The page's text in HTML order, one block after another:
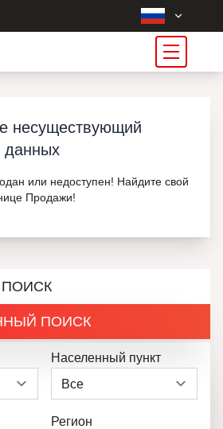
несуществующий
данных
или недоступен! Найдите свой
Продажи!
ПОИСК
Населенный пункт
Регион